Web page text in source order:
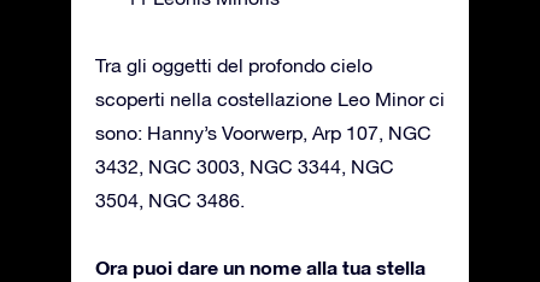
Tra gli oggetti del profondo cielo
scoperti nella costellazione Leo Minor ci
sono: Hanny’s Voorwerp, Arp 107, NGC
3432, NGC 3003, NGC 3344, NGC
3504, NGC 3486.
Ora puoi dare un nome alla tua stella